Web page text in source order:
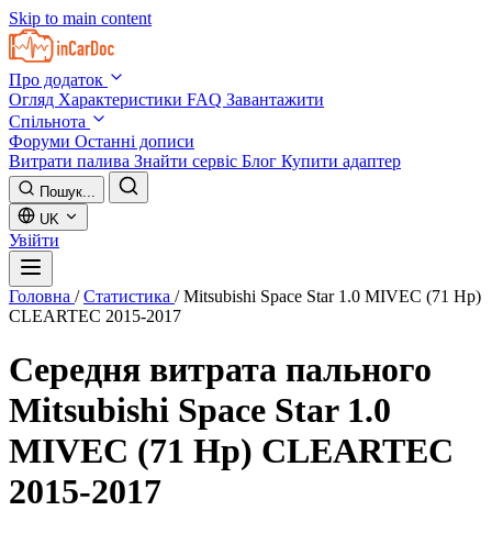
Skip to main content
Про додаток
Огляд Характеристики FAQ Завантажити
Спільнота
Форуми Останні дописи
Витрати палива Знайти сервіс Блог Купити адаптер
Пошук...
UK
Увійти
Головна / Статистика / Mitsubishi Space Star 1.0 MIVEC (71 Hp)
CLEARTEC 2015-2017
Середня витрата пального
Mitsubishi Space Star 1.0
MIVEC (71 Hp) CLEARTEC
2015-2017